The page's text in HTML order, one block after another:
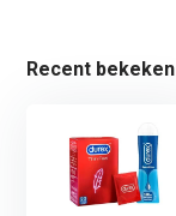
Recent bekeken